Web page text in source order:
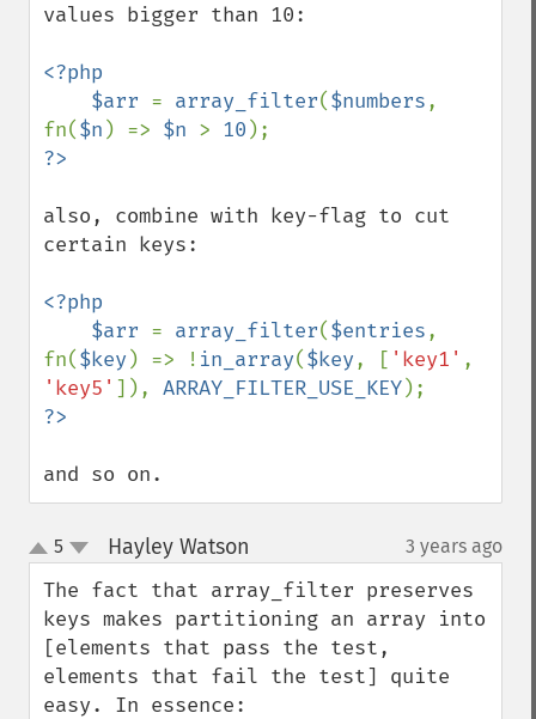
values bigger than 10:
<?php
    $arr
= array_filter($numbers,
fn($n ) => $n > 10
also, combine with key-flag to cut
certain keys:
<?php
    $arr
= array_filter($entries,
fn($key ) => ! in_array($key, [ 'key1'
'key5' ]), ARRAY_FILTER_USE_KEY
and so on.
up
down
5 Hayley Watson 3 years ago
The fact that array_filter preserves
keys makes partitioning an array into
[elements that pass the test,
elements that fail the test] quite
easy. In essence: